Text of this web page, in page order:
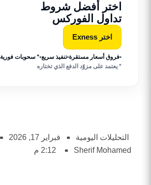
اختر أفضل شروط
تداول الفوركس
اختر Exness
•فروق أسعار مستقرة•تنفيذ سريع•* سحوبات فورية
* يعتمد على مزوّد الدفع الذي تختاره
التحليلات اليومية
فبراير 17, 2026
Sherif Mohamed
2:12 م